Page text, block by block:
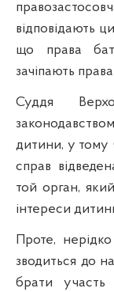
відповідають
що права
зачіпають
Суддя
дитини, у тому
справ
той орган,
інтереси
Проте,
зводиться до
брати